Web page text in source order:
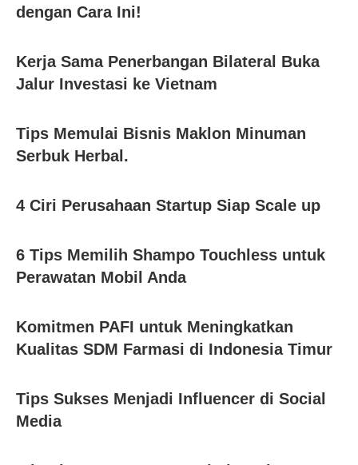
dengan Cara Ini!
Kerja Sama Penerbangan Bilateral Buka
Jalur Investasi ke Vietnam
Tips Memulai Bisnis Maklon Minuman
Serbuk Herbal.
4 Ciri Perusahaan Startup Siap Scale up
6 Tips Memilih Shampo Touchless untuk
Perawatan Mobil Anda
Komitmen PAFI untuk Meningkatkan
Kualitas SDM Farmasi di Indonesia Timur
Tips Sukses Menjadi Influencer di Social
Media